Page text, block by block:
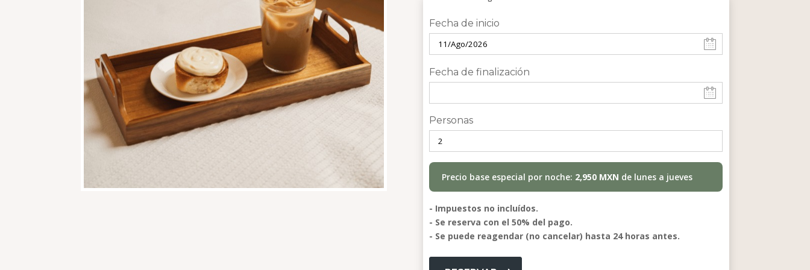
Fecha de inicio
Fecha de finalización
Personas
Precio base especial por noche: 2,950 MXN de lunes a jueves
- Impuestos no incluídos.
- Se reserva con el 50% del pago.
- Se puede reagendar (no cancelar) hasta 24 horas antes.